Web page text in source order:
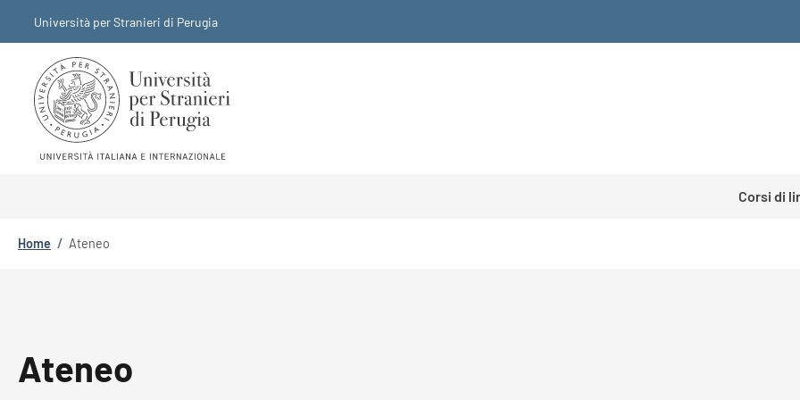
Università per Stranieri di Perugia
Corsi di
Briciole di pane
Home / Ateneo
Ateneo